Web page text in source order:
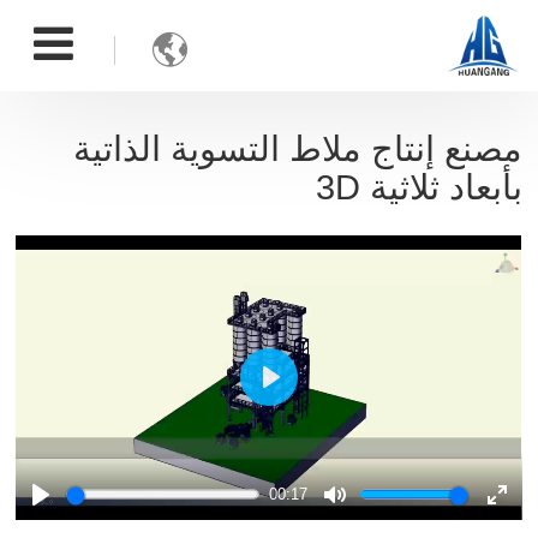

مصنع إنتاج ملاط التسوية الذاتية
بأبعاد ثلاثية 3D
Play
00:17
Mute
Play